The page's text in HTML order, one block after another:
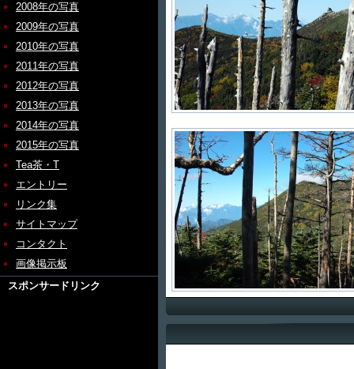
2008年の写真
2009年の写真
2010年の写真
2011年の写真
2012年の写真
2013年の写真
2014年の写真
2015年の写真
Tea茶・T
エントリー
リンク集
サイトマップ
コンタクト
画像掲示板
スポンサードリンク